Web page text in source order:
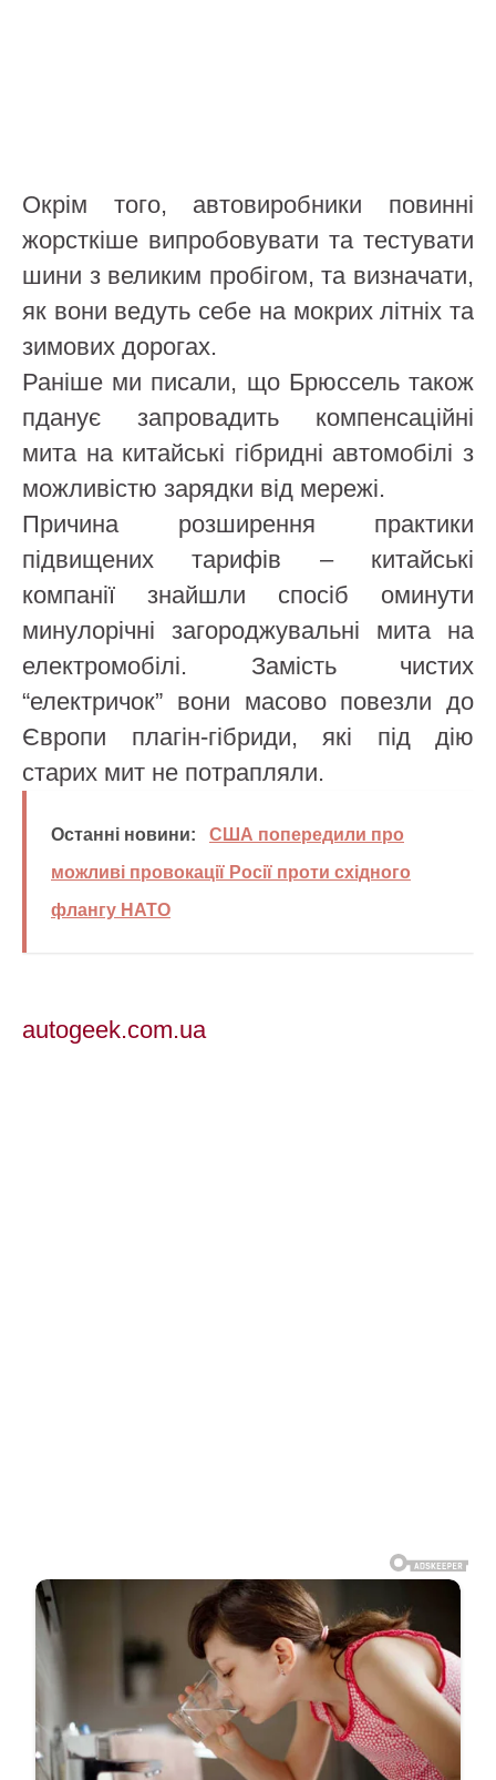
Окрім того, автовиробники повинні
жорсткіше випробовувати та тестувати
шини з великим пробігом, та визначати,
як вони ведуть себе на мокрих літніх та
зимових дорогах.
Раніше ми писали, що Брюссель також
пданує запровадить компенсаційні
мита на китайські гібридні автомобілі з
можливістю зарядки від мережі.
Причина розширення практики
підвищених тарифів – китайські
компанії знайшли спосіб оминути
минулорічні загороджувальні мита на
електромобілі. Замість чистих
“електричок” вони масово повезли до
Європи плагін-гібриди, які під дію
старих мит не потрапляли.
Останні новини:
США попередили про
можливі провокації Росії проти східного
флангу НАТО
autogeek.com.ua